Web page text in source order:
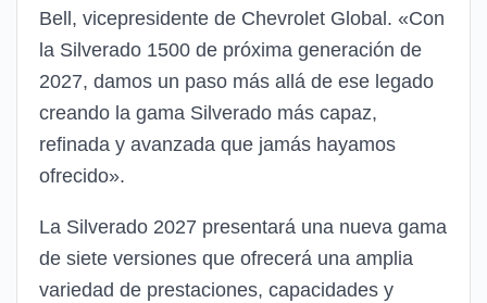
Bell, vicepresidente de Chevrolet Global. «Con
la Silverado 1500 de próxima generación de
2027, damos un paso más allá de ese legado
creando la gama Silverado más capaz,
refinada y avanzada que jamás hayamos
ofrecido».
La Silverado 2027 presentará una nueva gama
de siete versiones que ofrecerá una amplia
variedad de prestaciones, capacidades y